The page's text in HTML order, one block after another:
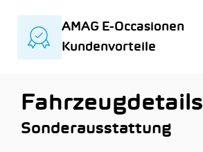
AMAG E-Occasionen
Kundenvorteile
Fahrzeugdetails
Sonderausstattung